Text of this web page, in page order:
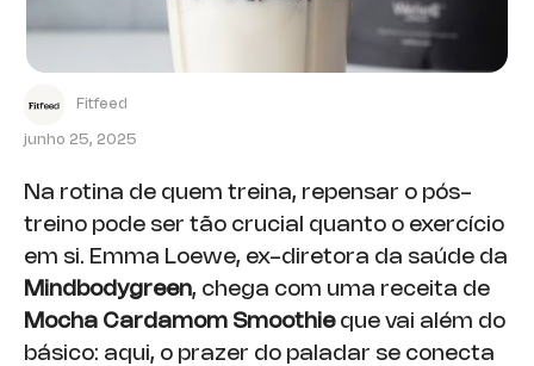
Fitfeed
junho 25, 2025
Na rotina de quem treina, repensar o pós-
treino pode ser tão crucial quanto o exercício
em si. Emma Loewe, ex-diretora da saúde da
Mindbodygreen, chega com uma receita de
Mocha Cardamom Smoothieque vai além do
básico: aqui, o prazer do paladar se conecta